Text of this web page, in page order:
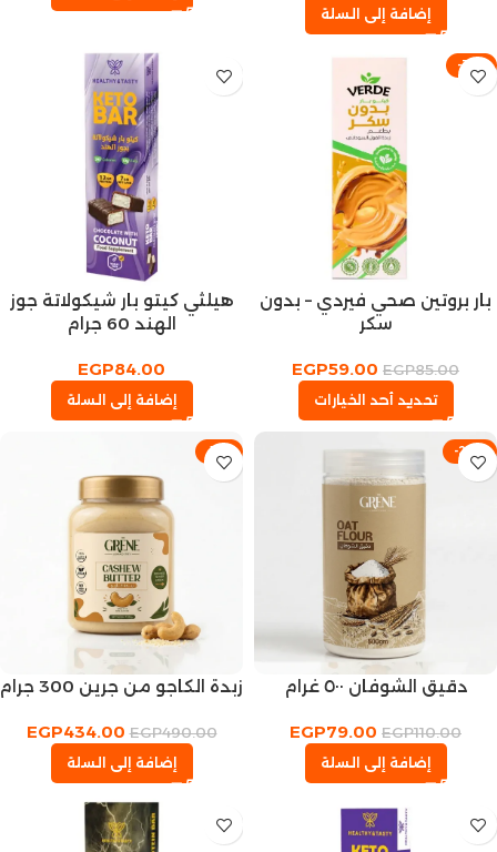
إضافة إلى السلة
-31%
بار بروتين صحي فيردي – بدون
سكر
EGP85.00
EGP59.00
تحديد أحد الخيارات
هيلثي كيتو بار شيكولاتة جوز
الهند 60 جرام
EGP84.00
إضافة إلى السلة
-28%
دقيق الشوفان ٥٠٠ غرام
EGP110.00
EGP79.00
إضافة إلى السلة
-11%
زبدة الكاجو من جرين 300 جرام
EGP490.00
EGP434.00
إضافة إلى السلة